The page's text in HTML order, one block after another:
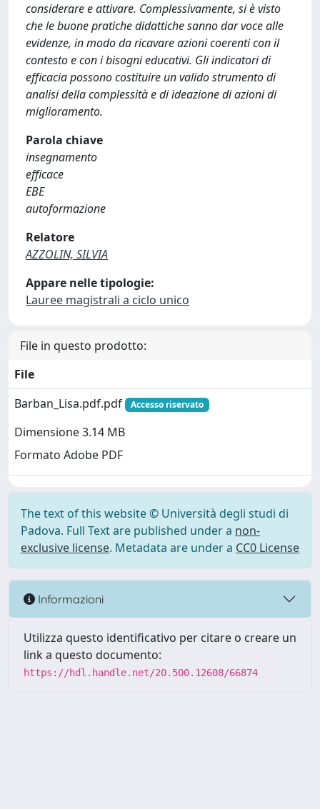
considerare e attivare. Complessivamente, si è visto
che le buone pratiche didattiche sanno dar voce alle
evidenze, in modo da ricavare azioni coerenti con il
contesto e con i bisogni educativi. Gli indicatori di
efficacia possono costituire un valido strumento di
analisi della complessità e di ideazione di azioni di
miglioramento.
Parola chiave
insegnamento
efficace
EBE
autoformazione
Relatore
AZZOLIN, SILVIA
Appare nelle tipologie:
Lauree magistrali a ciclo unico
File in questo prodotto:
File
Barban_Lisa.pdf.pdf
Accesso riservato
Dimensione 3.14 MB
Formato Adobe PDF
The text of this website © Università degli studi di
Padova. Full Text are published under a non-
exclusive license. Metadata are under a CC0 License
Informazioni
Utilizza questo identificativo per citare o creare un
link a questo documento:
https://hdl.handle.net/20.500.12608/66874